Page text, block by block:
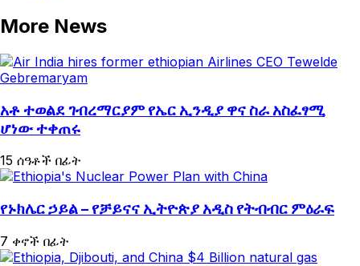
More News
አቶ ተወልደ ገብረማርያም የኤር ኢንዲያ ዋና ስራ አስፈፃሚ
ሆነው ተቀጠሩ
15 ሰዓቶች በፊት
የኑክሌር ኃይል – የቻይናና ኢትዮጵያ አዲስ የትብብር ምዕራፍ
7 ቀኖች በፊት